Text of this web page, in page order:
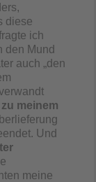
diese
ich
den Mund
auch „den
meinem
Und
meine